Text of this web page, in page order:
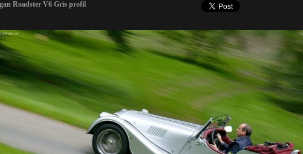
Roadster V6 Gris profil